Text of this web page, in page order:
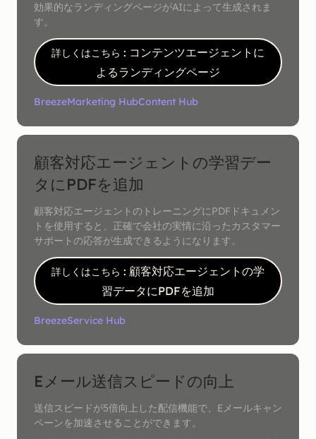
効果的なランディングページがAIによって生成されま
す。
詳しくはこちら : コンテンツエージェントに
よるランディングページ
BreezeMarketing HubContent Hub
顧客対応エージェントの学習デー
タにPDFを追加
顧客対応エージェントのトレーニングにPDFドキュメン
トを使用すると、正確で会社の実情に沿ったカスタマー
サポートの応答が生成できるようになります。
詳しくはこちら : 顧客対応エージェントの学
習データにPDFを追加
BreezeService Hub
Eメール送信スピードの向上
送信スピードが5倍向上した配信機能で、Eメールキャン
ペーンを加速させることができます。